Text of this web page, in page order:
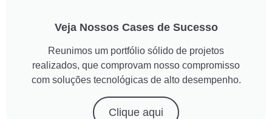
Veja Nossos Cases de Sucesso
Reunimos um portfólio sólido de projetos
realizados, que comprovam nosso compromisso
com soluções tecnológicas de alto desempenho.
Clique aqui